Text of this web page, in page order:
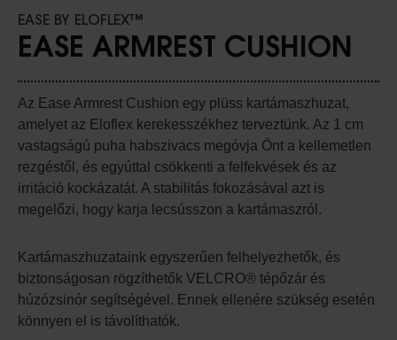
EASE BY ELOFLEX™
EASE ARMREST CUSHION
Az Ease Armrest Cushion egy plüss kartámaszhuzat,
amelyet az Eloflex kerekesszékhez terveztünk. Az 1 cm
vastagságú puha habszivacs megóvja Önt a kellemetlen
rezgéstől, és egyúttal csökkenti a felfekvések és az
irritáció kockázatát. A stabilitás fokozásával azt is
megelőzi, hogy karja lecsússzon a kartámaszról.
Kartámaszhuzataink egyszerűen felhelyezhetők, és
biztonságosan rögzíthetők VELCRO® tépőzár és
húzózsinór segítségével. Ennek ellenére szükség esetén
könnyen el is távolíthatók.